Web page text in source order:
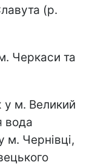
(р.
Черкаси та
у м. Великий
вода
м. Чернівці,